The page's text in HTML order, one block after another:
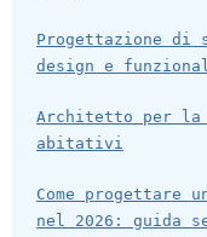
Progettazione
design e
Architetto per la
abitativi
Come progettare
nel 2026: guida